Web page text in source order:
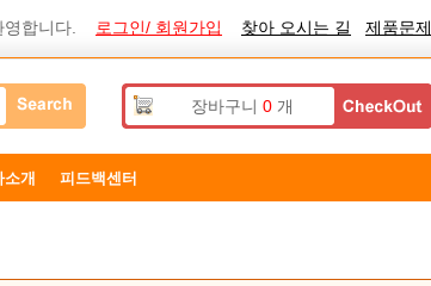
영합니다. 로그인/ 회원가입 찾아 오시는 길 제품문제
장바구니 0개
소개 피드백센터